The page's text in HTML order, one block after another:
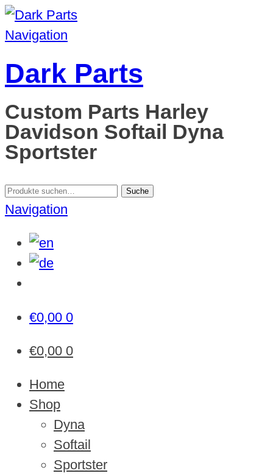
Navigation
Dark Parts
Custom Parts Harley
Davidson Softail Dyna
Sportster
Suche
nach:
Suche
Navigation
€0,00 0
€0,00 0
Home
Shop
Dyna
Softail
Sportster